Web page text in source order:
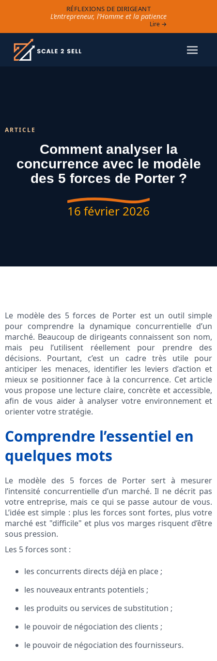
RÉFLEXIONS DE DIRIGEANT
L’entrepreneur, l’Homme et la patience
Lire →
ARTICLE
Comment analyser la
concurrence avec le modèle
des 5 forces de Porter ?
16 février 2026
Le modèle des 5 forces de Porter est un outil simple
pour comprendre la dynamique concurrentielle d’un
marché. Beaucoup de dirigeants connaissent son nom,
mais peu l’utilisent réellement pour prendre des
décisions. Pourtant, c’est un cadre très utile pour
anticiper les menaces, identifier les leviers d’action et
mieux se positionner face à la concurrence. Cet article
vous propose une lecture claire, concrète et accessible,
afin de vous aider à analyser votre environnement et
orienter votre stratégie.
Comprendre l’essentiel en
quelques mots
Le modèle des 5 forces de Porter sert à mesurer
l’intensité concurrentielle d’un marché. Il ne décrit pas
votre entreprise, mais ce qui se passe autour de vous.
L’idée est simple : plus les forces sont fortes, plus votre
marché est "difficile" et plus vos marges risquent d’être
sous pression.
Les 5 forces sont :
les concurrents directs déjà en place ;
les nouveaux entrants potentiels ;
les produits ou services de substitution ;
le pouvoir de négociation des clients ;
le pouvoir de négociation des fournisseurs.